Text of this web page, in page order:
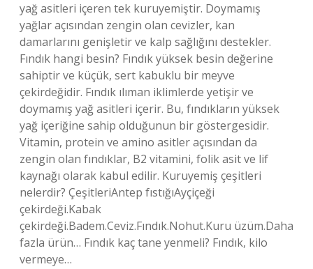
yağ asitleri içeren tek kuruyemiştir. Doymamış
yağlar açısından zengin olan cevizler, kan
damarlarını genişletir ve kalp sağlığını destekler.
Fındık hangi besin? Fındık yüksek besin değerine
sahiptir ve küçük, sert kabuklu bir meyve
çekirdeğidir. Fındık ılıman iklimlerde yetişir ve
doymamış yağ asitleri içerir. Bu, fındıkların yüksek
yağ içeriğine sahip olduğunun bir göstergesidir.
Vitamin, protein ve amino asitler açısından da
zengin olan fındıklar, B2 vitamini, folik asit ve lif
kaynağı olarak kabul edilir. Kuruyemiş çeşitleri
nelerdir? ÇeşitleriAntep fıstığıAyçiçeği
çekirdeği.Kabak
çekirdeği.Badem.Ceviz.Fındık.Nohut.Kuru üzüm.Daha
fazla ürün… Fındık kaç tane yenmeli? Fındık, kilo
vermeye…